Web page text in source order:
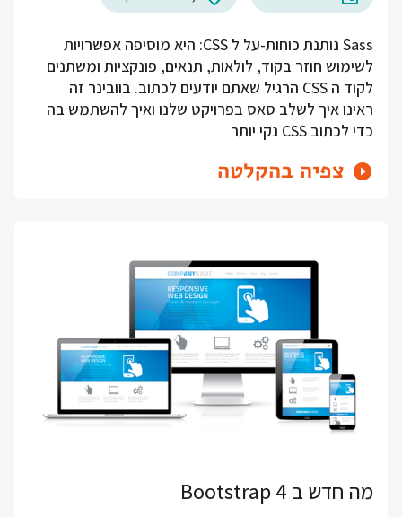
Sass נותנת כוחות-על ל CSS: היא מוסיפה אפשרויות
לשימוש חוזר בקוד, לולאות, תנאים, פונקציות ומשתנים
לקוד ה CSS הרגיל שאתם יודעים לכתוב. בוובינר זה
ראינו איך לשלב סאס בפרויקט שלנו ואיך להשתמש בה
כדי לכתוב CSS נקי יותר
צפיה בהקלטה
מה חדש ב Bootstrap 4